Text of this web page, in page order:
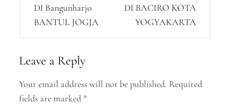
t
a
i
DI Bangunharjo
BANTUL JOGJA
DI BACIRO KOTA
YOGYAKARTA
Leave a Reply
Your email address will not be published. Required
fields are marked *